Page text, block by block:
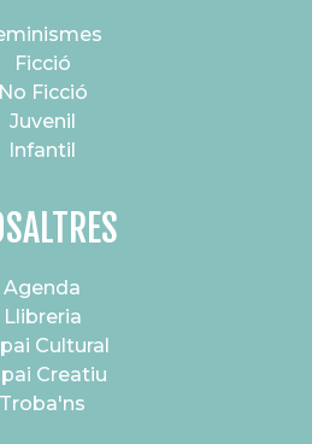
Ficció
No Ficció
Juvenil
Infantil
Agenda
Llibreria
Cultural
Creatiu
Troba'ns